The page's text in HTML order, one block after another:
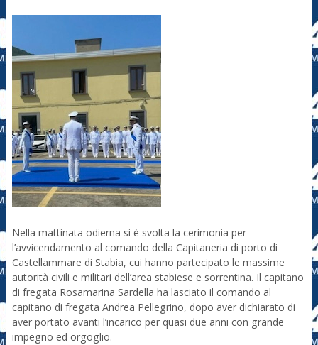
Nella mattinata odierna si è svolta la cerimonia per
l’avvicendamento al comando della Capitaneria di porto di
Castellammare di Stabia, cui hanno partecipato le massime
autorità civili e militari dell’area stabiese e sorrentina. Il capitano
di fregata Rosamarina Sardella ha lasciato il comando al
capitano di fregata Andrea Pellegrino, dopo aver dichiarato di
aver portato avanti l’incarico per quasi due anni con grande
impegno ed orgoglio.